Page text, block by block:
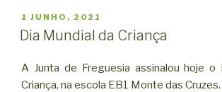
PUBLICADO
EM
1 JUNHO, 2021
Dia Mundial da Criança
A Junta de Freguesia assinalou hoje o
Criança, na escola EB1 Monte das Cruzes.